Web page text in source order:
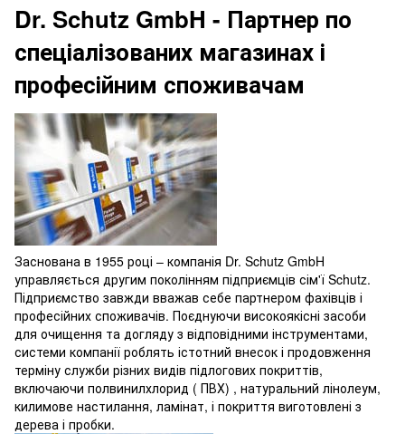
Dr. Schutz GmbH - Партнер по
спеціалізованих магазинах і
професійним споживачам
Заснована в 1955 році – компанія Dr. Schutz GmbH
управляється другим поколінням підприємців сім'ї Schutz.
Підприємство завжди вважав себе партнером фахівців і
професійних споживачів. Поєднуючи високоякісні засоби
для очищення та догляду з відповідними інструментами,
системи компанії роблять істотний внесок і продовження
терміну служби різних видів підлогових покриттів,
включаючи полвинилхлорид ( ПВХ) , натуральний лінолеум,
килимове настилання, ламінат, і покриття виготовлені з
дерева і пробки.